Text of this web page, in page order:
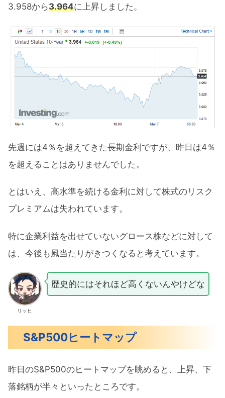
3.958から3.964に上昇しました。
先週には4％を超えてきた長期金利ですが、昨日は4％
を超えることはありませんでした。
とはいえ、高水準を続ける金利に対して株式のリスク
プレミアムは失われています。
特に企業利益を出せていないグロース株などに対して
は、今後も風当たりがきつくなると考えています。
リッヒ
歴史的にはそれほど高くないんやけどな
S&P500ヒートマップ
昨日のS&P500のヒートマップを眺めると、上昇、下
落銘柄が半々といったところです。